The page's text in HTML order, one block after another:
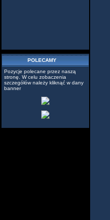
POLECAMY
Pozycje polecane przez naszą
stronę. W celu zobaczenia
szczegółów należy kliknąć w dany
banner